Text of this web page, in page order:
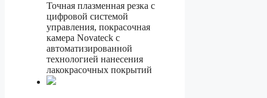
Точная плазменная резка с
цифровой системой
управления, покрасочная
камера Novateck с
автоматизированной
технологией нанесения
лакокрасочных покрытий